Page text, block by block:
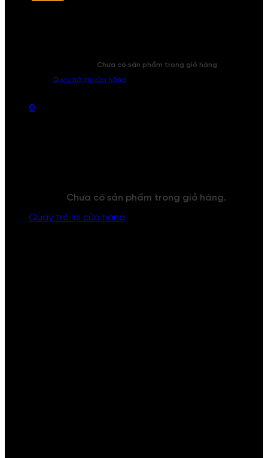
Chưa có sản phẩm trong giỏ hàng.
Quay trở lại cửa hàng
0
Chưa có sản phẩm trong giỏ hàng.
Quay trở lại cửa hàng